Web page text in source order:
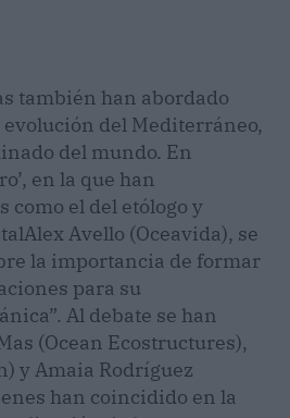
también han abordado
del Mediterráneo,
del mundo. En
en la que han
el del etólogo y
Avello (Oceavida), se
la importancia de formar
para su
Al debate se han
(Ocean Ecostructures),
y Amaia Rodríguez
han coincidido en la